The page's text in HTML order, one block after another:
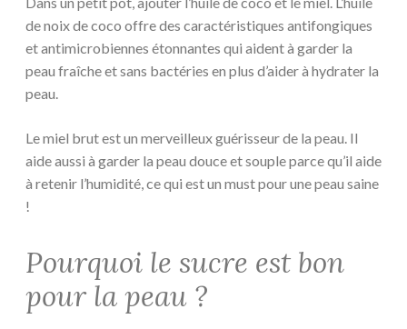
de noix de coco offre des caractéristiques antifongiques
et antimicrobiennes étonnantes qui aident à garder la
peau fraîche et sans bactéries en plus d’aider à hydrater la
peau.
Le miel brut est un merveilleux guérisseur de la peau. Il
aide aussi à garder la peau douce et souple parce qu’il aide
à retenir l’humidité, ce qui est un must pour une peau saine
!
Pourquoi le sucre est bon
pour la peau ?